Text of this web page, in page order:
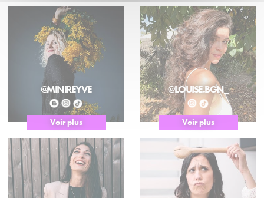
@MINIREYVE
Voir plus
@LOUISE.BGN_
Voir plus